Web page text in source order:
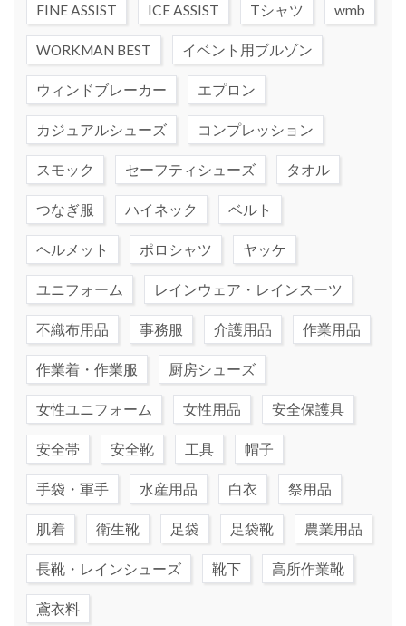
FINE ASSIST ICE ASSIST Tシャツ wmb
WORKMAN BEST イベント用ブルゾン
ウィンドブレーカー エプロン
カジュアルシューズ コンプレッション
スモック セーフティシューズ タオル
つなぎ服 ハイネック ベルト
ヘルメット ポロシャツ ヤッケ
ユニフォーム レインウェア・レインスーツ
不織布用品 事務服 介護用品 作業用品
作業着・作業服 厨房シューズ
女性ユニフォーム 女性用品 安全保護具
安全帯 安全靴 工具 帽子
手袋・軍手 水産用品 白衣 祭用品
肌着 衛生靴 足袋 足袋靴 農業用品
長靴・レインシューズ 靴下 高所作業靴
鳶衣料